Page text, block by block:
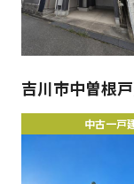
吉川市中曽根
中古一戸